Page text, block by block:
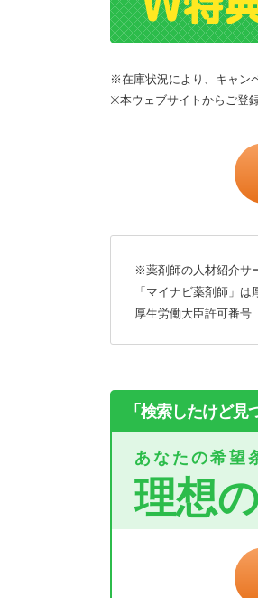
※在庫状況により、キャン
※本ウェブサイトからご登
※薬剤師の人材紹介サ
「マイナビ薬剤師」
厚生労働大臣許可番
「検索したけど
あなたの希望
理想